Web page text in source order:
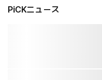
PiCKニュース